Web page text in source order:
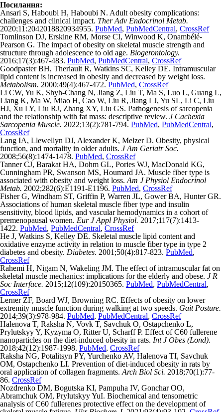
Посилання:
Ansari S, Haboubi H, Haboubi N. Adult obesity complications:
challenges and clinical impact. Ther Adv Endocrinol Metab.
2020;11:2042018820934955. PubMed, PubMedCentral, CrossRef
Tomlinson DJ, Erskine RM, Morse CI, Winwood K, Onambélé-
Pearson G. The impact of obesity on skeletal muscle strength and
structure through adolescence to old age. Biogerontology.
2016;17(3):467-483. PubMed, PubMedCentral, CrossRef
Goodpaster BH, Theriault R, Watkins SC, Kelley DE. Intramuscular
lipid content is increased in obesity and decreased by weight loss.
Metabolism. 2000;49(4):467-472. PubMed, CrossRef
Li CW, Yu K, Shyh-Chang N, Jiang Z, Liu T, Ma S, Luo L, Guang L,
Liang K, Ma W, Miao H, Cao W, Liu R, Jiang LJ, Yu SL, Li C, Liu
HJ, Xu LY, Liu RJ, Zhang XY, Liu GS. Pathogenesis of sarcopenia
and the relationship with fat mass: descriptive review. J Cachexia
Sarcopenia Muscle. 2022;13(2):781-794. PubMed, PubMedCentral,
CrossRef
Lang IA, Llewellyn DJ, Alexander K, Melzer D. Obesity, physical
function, and mortality in older adults. J Am Geriatr Soc.
2008;56(8):1474-1478. PubMed, CrossRef
Tanner CJ, Barakat HA, Dohm GL, Pories WJ, MacDonald KG,
Cunningham PR, Swanson MS, Houmard JA. Muscle fiber type is
associated with obesity and weight loss. Am J Physiol Endocrinol
Metab. 2002;282(6):E1191-E1196. PubMed, CrossRef
Fisher G, Windham ST, Griffin P, Warren JL, Gower BA, Hunter GR.
Associations of human skeletal muscle fiber type and insulin
sensitivity, blood lipids, and vascular hemodynamics in a cohort of
premenopausal women. Eur J Appl Physiol. 2017;117(7):1413-
1422. PubMed, PubMedCentral, CrossRef
He J, Watkins S, Kelley DE. Skeletal muscle lipid content and
oxidative enzyme activity in relation to muscle fiber type in type 2
diabetes and obesity. Diabetes. 2001;50(4):817-823. PubMed,
CrossRef
Rahemi H, Nigam N, Wakeling JM. The effect of intramuscular fat on
skeletal muscle mechanics: implications for the elderly and obese. J R
Soc Interface. 2015;12(109):20150365. PubMed, PubMedCentral,
CrossRef
Lerner ZF, Board WJ, Browning RC. Effects of obesity on lower
extremity muscle function during walking at two speeds. Gait Posture.
2014;39(3):978-984. PubMed, PubMedCentral, CrossRef
Halenova T, Raksha N, Vovk T, Savchuk O, Ostapchenko L,
Prylutskyy Y, Kyzyma O, Ritter U, Scharff P. Effect of C60 fullerene
nanoparticles on the diet-induced obesity in rats. Int J Obes (Lond).
2018;42(12):1987-1998. PubMed, CrossRef
Raksha NG, Potalitsyn PY, Yurchenko AV, Halenova TI, Savchuk
OM, Ostapchenko LI. Prevention of diet-induced obesity in rats by
oral application of collagen fragments. Arch Biol Sci. 2018;70(1):77-
86. CrossRef
Nozdrenko DM, Bogutska KI, Pampuha IV, Gonchar OO,
Abramchuk OM, Prylutskyy YuI. Biochemical and tensometric
analysis of C60 fullerenes protective effect on the development of